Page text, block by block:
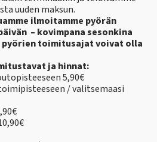
uuden maksun.
ilmoitamme pyörän
– kovimpana sesonkina
pyörien toimitusajat voivat olla
ja hinnat:
5,90€
/ valitsemaasi